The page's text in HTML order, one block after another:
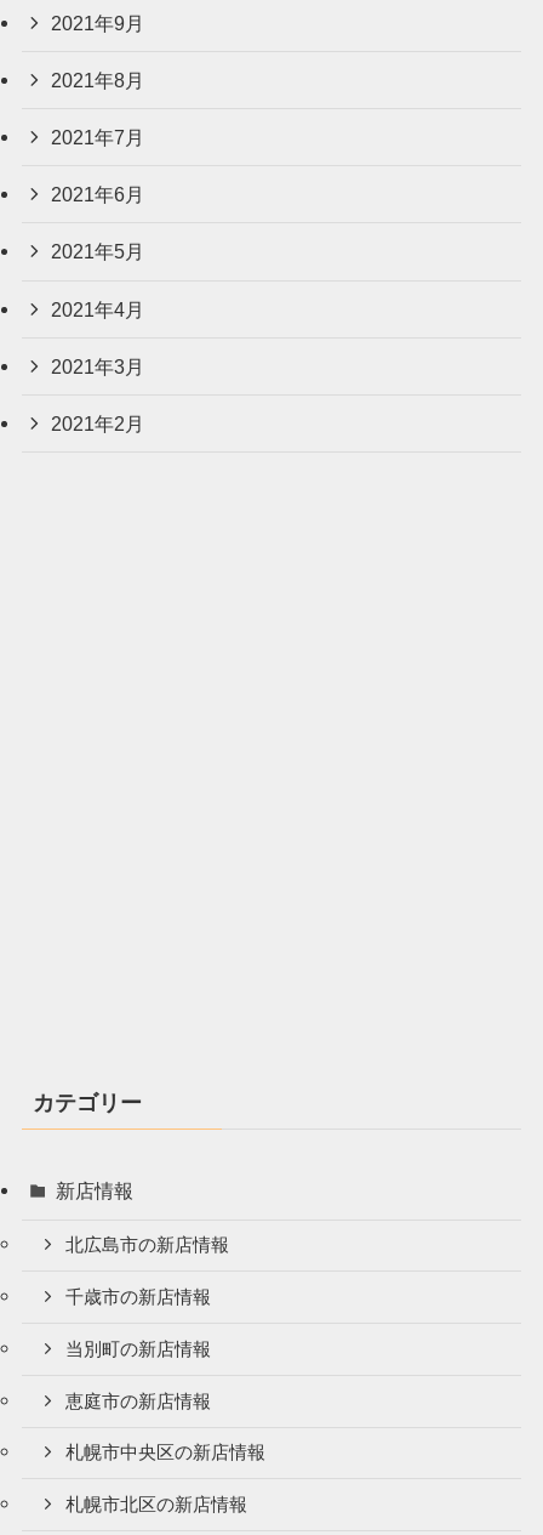
2021年9月
2021年8月
2021年7月
2021年6月
2021年5月
2021年4月
2021年3月
2021年2月
カテゴリー
新店情報
北広島市の新店情報
千歳市の新店情報
当別町の新店情報
恵庭市の新店情報
札幌市中央区の新店情報
札幌市北区の新店情報